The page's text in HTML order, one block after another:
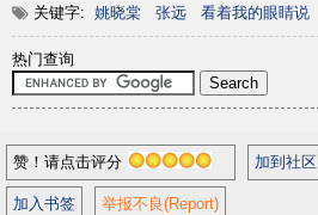
关键字: 姚晓棠 张远 看着我的眼睛说
热门查询
赞！请点击评分 加到社区
加入书签 举报不良(Report)